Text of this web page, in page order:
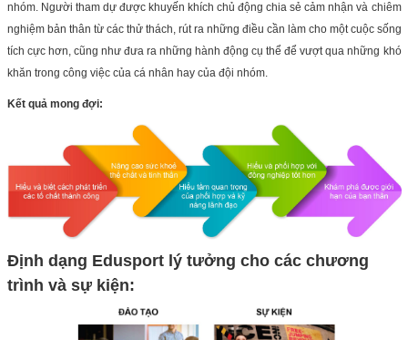
nhóm. Người tham dự được khuyến khích chủ động chia sẻ cảm nhận và chiêm
nghiệm bản thân từ các thử thách, rút ra những điều cần làm cho một cuộc sống
tích cực hơn, cũng như đưa ra những hành động cụ thể để vượt qua những khó
khăn trong công việc của cá nhân hay của đội nhóm.
Kết quả mong đợi:
Định dạng Edusport lý tưởng cho các chương
trình và sự kiện: